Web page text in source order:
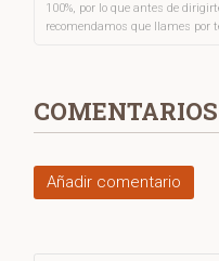
100%, por lo que antes de
recomendamos que llames por
COMENTARIOS
Añadir comentario